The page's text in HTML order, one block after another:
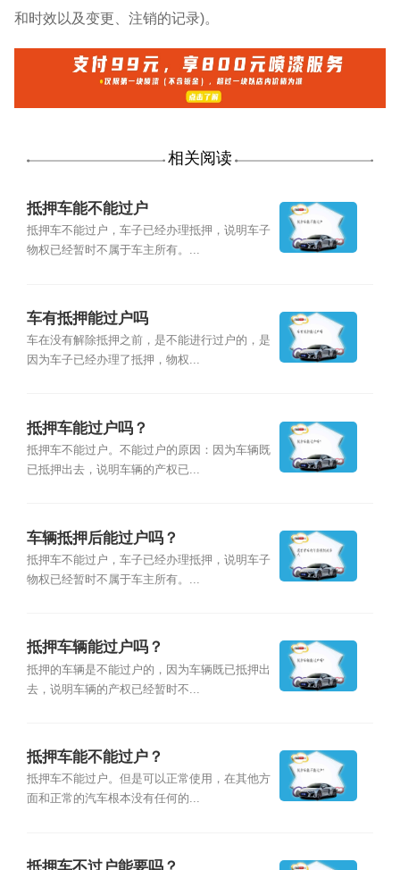
和时效以及变更、注销的记录)。
相关阅读
抵押车能不能过户
抵押车不能过户，车子已经办理抵押，说明车子
物权已经暂时不属于车主所有。...
车有抵押能过户吗
车在没有解除抵押之前，是不能进行过户的，是
因为车子已经办理了抵押，物权...
抵押车能过户吗？
抵押车不能过户。不能过户的原因：因为车辆既
已抵押出去，说明车辆的产权已...
车辆抵押后能过户吗？
抵押车不能过户，车子已经办理抵押，说明车子
物权已经暂时不属于车主所有。...
抵押车辆能过户吗？
抵押的车辆是不能过户的，因为车辆既已抵押出
去，说明车辆的产权已经暂时不...
抵押车能不能过户？
抵押车不能过户。但是可以正常使用，在其他方
面和正常的汽车根本没有任何的...